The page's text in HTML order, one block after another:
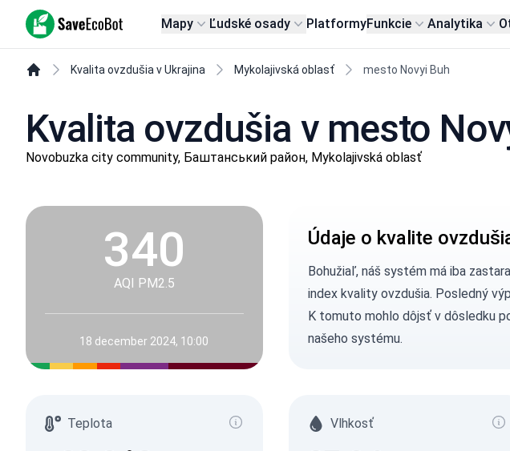
SaveEcoBot Mapy Ľudské osady PlatformyFunkcie Analytika
Kvalita ovzdušia v Ukrajina Mykolajivská oblasť mesto Novyi Buh
Kvalita ovzdušia v mesto
Novobuzka city community, Баштанський район, Mykolajivská oblasť
340
AQI PM2.5
18 december 2024, 10:00
Údaje o kvalite
Bohužiaľ, náš systém má iba
index kvality ovzdušia. Posledný
K tomuto mohlo dôjsť v dôsledku
našeho systému.
Teplota Vlhkosť